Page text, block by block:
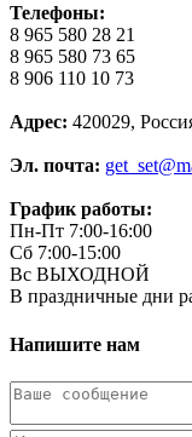
Телефоны:
8 965 580 28 21
8 965 580 73 65
8 906 110 10 73
Адрес: 420029,
Эл. почта:
График работы:
Пн-Пт 7:00-16:00
Сб 7:00-15:00
Вс ВЫХОДНОЙ
В праздничные дни
Напишите нам